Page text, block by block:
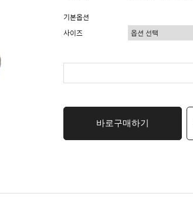
기본옵션
사이즈
바로구매하기